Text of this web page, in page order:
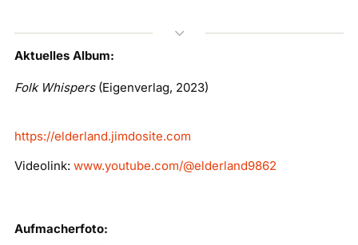
3
Aktuelles Album:
Folk Whispers (Eigenverlag, 2023)
https://elderland.jimdosite.com
Videolink: www.youtube.com/@elderland9862
Aufmacherfoto: